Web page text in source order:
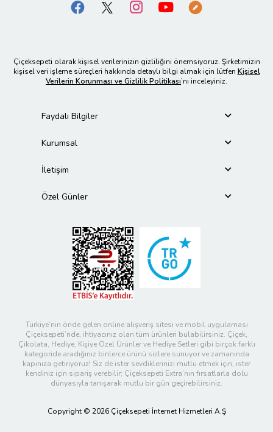
Çiçeksepeti olarak kişisel verilerinizin gizliliğini önemsiyoruz. Şirketimizin
kişisel veri işleme süreçleri hakkında detaylı bilgi almak için lütfen Kişisel
Verilerin Korunması ve Gizlilik Politikası’nı inceleyiniz.
Faydalı Bilgiler
Kurumsal
İletişim
Özel Günler
Türkiye’nin önde gelen online alışveriş sitesi ve mobil uygulaması
Çiçeksepeti’nde, ihtiyacınız olan tüm ürünleri bulabilirsiniz. Çiçek,
Çikolata, Hediye, Kişiye Özel Ürünler ve Hediye Setleri gibi birçok farklı
kategoride aradığınız binlerce ürünü sizlere sunuyor ve zamanında
kapınıza getiriyoruz! Siz de ister sevdiklerinizi mutlu etmek için, ister
kendiniz için sipariş verebilir; Çiçeksepeti Extra’nın fırsatlarla dolu
dünyasıyla tanışarak mutlu bir gün geçirebilirsiniz.
Copyright © 2026 Çiçeksepeti İnternet Hizmetleri A.Ş